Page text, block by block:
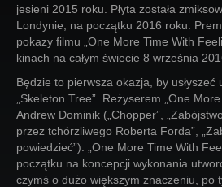
jesieni 2015 roku. Płyta została
Londynie, na początku 2016 roku.
pokazy filmu „One More Time With
kinach na całym świecie 8 września
Będzie to pierwsza okazja, by usłyszeć
„Skeleton Tree”. Reżyserem „One
Andrew Dominik („Chopper”,
przez tchórzliwego Roberta Forda”,
powiedzieć”). „One More Time With
początku na koncepcji wykonania
czymś o dużo większym znaczeniu, po